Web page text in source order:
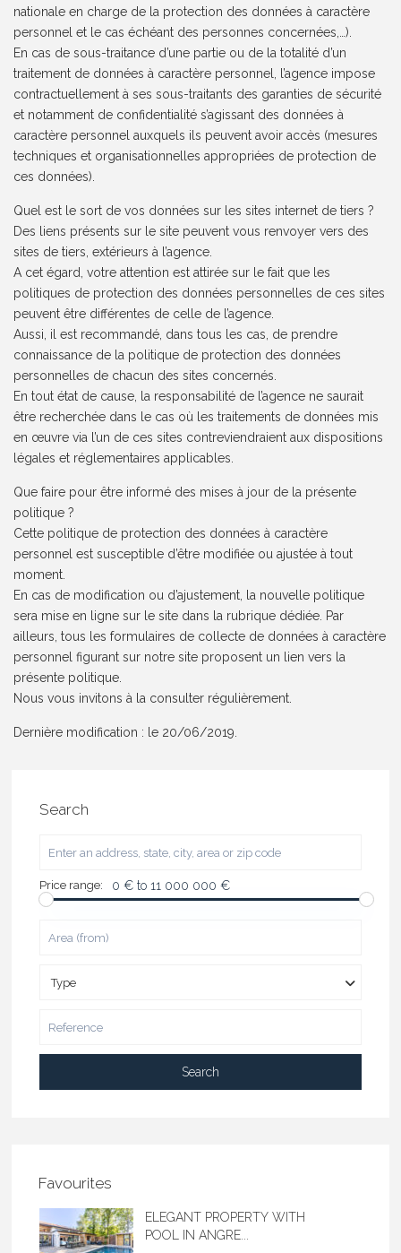
nationale en charge de la protection des données à caractère
personnel et le cas échéant des personnes concernées,…).
En cas de sous-traitance d’une partie ou de la totalité d’un
traitement de données à caractère personnel, l’agence impose
contractuellement à ses sous-traitants des garanties de sécurité
et notamment de confidentialité s’agissant des données à
caractère personnel auxquels ils peuvent avoir accès (mesures
techniques et organisationnelles appropriées de protection de
ces données).
Quel est le sort de vos données sur les sites internet de tiers ?
Des liens présents sur le site peuvent vous renvoyer vers des
sites de tiers, extérieurs à l’agence.
A cet égard, votre attention est attirée sur le fait que les
politiques de protection des données personnelles de ces sites
peuvent être différentes de celle de l’agence.
Aussi, il est recommandé, dans tous les cas, de prendre
connaissance de la politique de protection des données
personnelles de chacun des sites concernés.
En tout état de cause, la responsabilité de l’agence ne saurait
être recherchée dans le cas où les traitements de données mis
en œuvre via l’un de ces sites contreviendraient aux dispositions
légales et réglementaires applicables.
Que faire pour être informé des mises à jour de la présente
politique ?
Cette politique de protection des données à caractère
personnel est susceptible d’être modifiée ou ajustée à tout
moment.
En cas de modification ou d’ajustement, la nouvelle politique
sera mise en ligne sur le site dans la rubrique dédiée. Par
ailleurs, tous les formulaires de collecte de données à caractère
personnel figurant sur notre site proposent un lien vers la
présente politique.
Nous vous invitons à la consulter régulièrement.
Dernière modification : le 20/06/2019.
Search
Price range: 0 € to 11 000 000 €
Type
Search
Favourites
ELEGANT PROPERTY WITH
POOL IN ANGRE...